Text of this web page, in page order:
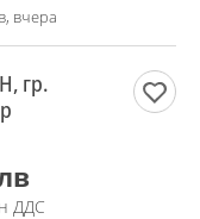
вчера
гр.
ДДС